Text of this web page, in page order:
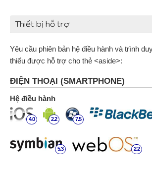
Thiết bị hỗ trợ
Yêu cầu phiên bản hệ điều hành và trình
thiểu được hỗ trợ cho thẻ <aside>:
ĐIỆN THOẠI (SMARTPHONE)
Hệ điều hành
4.0 2.2 7.5
5.3 2.2